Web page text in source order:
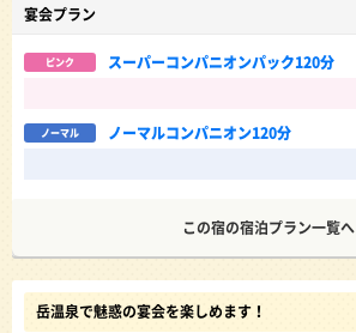
宴会プラン
ピンク
スーパーコンパニオンパック120分
ノーマル
ノーマルコンパニオン120分
この宿の宿泊プラン一覧へ
岳温泉で魅惑の宴会を楽しめます！